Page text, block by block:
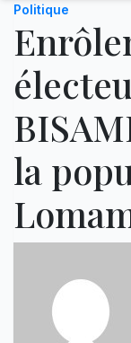
Politique
la